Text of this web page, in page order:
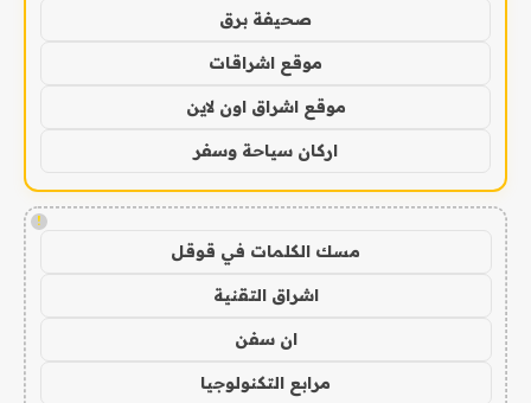
صحيفة برق
موقع اشراقات
موقع اشراق اون لاين
اركان سياحة وسفر
!
مسك الكلمات في قوقل
اشراق التقنية
ان سفن
مرابع التكنولوجيا